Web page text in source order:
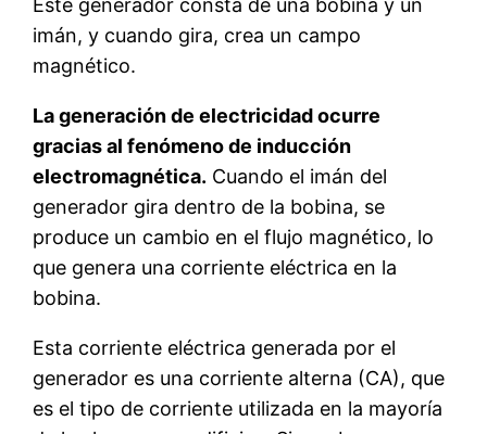
Este generador consta de una bobina y un
imán, y cuando gira, crea un campo
magnético.
La generación de electricidad ocurre
gracias al fenómeno de inducción
electromagnética. Cuando el imán del
generador gira dentro de la bobina, se
produce un cambio en el flujo magnético, lo
que genera una corriente eléctrica en la
bobina.
Esta corriente eléctrica generada por el
generador es una corriente alterna (CA), que
es el tipo de corriente utilizada en la mayoría